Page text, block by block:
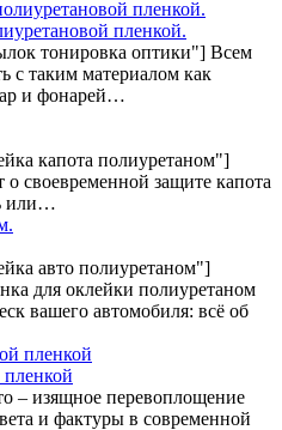
пленкой.
тонировка оптики"] Всем
с таким материалом как
и фонарей…
капота полиуретаном"]
своевременной защите капота
или…
авто полиуретаном"]
для оклейки полиуретаном
вашего автомобиля: всё об
– изящное перевоплощение
и фактуры в современной